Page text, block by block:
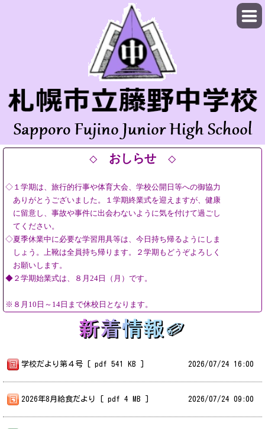
◇ おしらせ ◇
◇１学期は、旅行的行事や体育大会、学校公開 日等への御協力
ありがとうございました。１学期終業式を迎えますが、健康
に留意し、事故や事件に出会わないよ うに気を付けて過ごし
てください。
◇夏季休業中に必要な学習用具等は、今日持ち帰るようにしま
しょう。上靴は全員持ち帰ります。２学期もどうぞよろしく
お願いします。
◆２学期始業式は、８月24日（月）です。
※８月10日～14日まで休校日となります。
学校だより第４号 [ pdf 541 KB ] 2026/07/24 16:00
2026年8月給食だより [ pdf 4 MB ] 2026/07/24 09:00